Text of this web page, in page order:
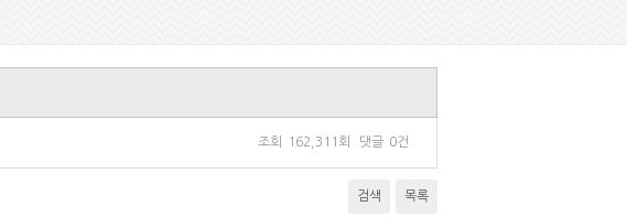
조회 162,311회 댓글 0건
검색 목록